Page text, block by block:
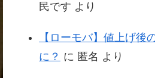
民です より
【ローモバ】値上げ後
に？ に 匿名 より